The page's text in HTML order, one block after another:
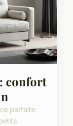
confort
parfaite